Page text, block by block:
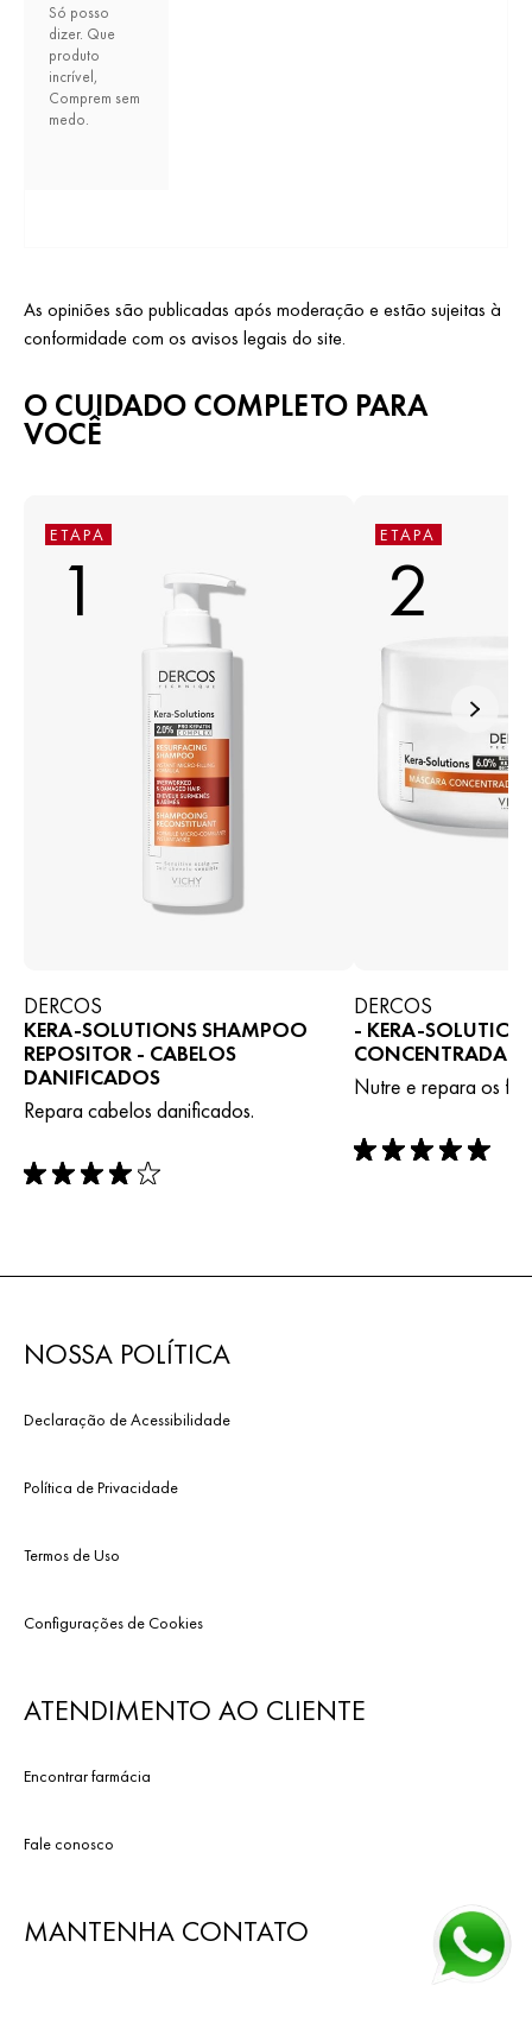
Só posso
dizer. Que
produto
incrível,
Comprem sem
medo.
As opiniões são publicadas após moderação e estão sujeitas à
conformidade com os avisos legais do site.
O CUIDADO COMPLETO PARA
VOCÊ
ETAPA
1
DERCOS
KERA-SOLUTIONS SHAMPOO
REPOSITOR - CABELOS
DANIFICADOS
Repara cabelos danificados.
rating: 4 out of 5
ETAPA
2
DERCOS
- KERA-
CONCENTRADA
Nutre e repara os
rating: 5 out of 5
NOSSA POLÍTICA
Declaração de Acessibilidade
Política de Privacidade
Termos de Uso
Configurações de Cookies
ATENDIMENTO AO CLIENTE
Encontrar farmácia
Fale conosco
MANTENHA CONTATO